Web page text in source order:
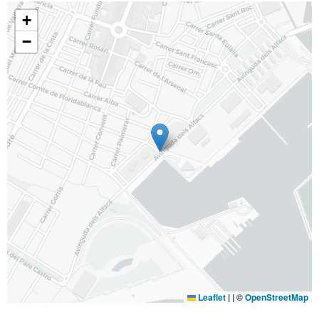
+
−
Leaflet | | ©OpenStreetMap